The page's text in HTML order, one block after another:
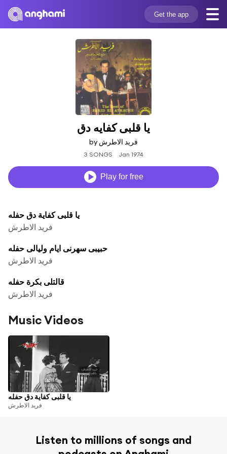
Get the app
يا قلبى كفايه دق
by فريد الاطرش
3 SONGS Jan 1974
Play for free
يا قلبى كفاية دق حفله
فريد الاطرش
حبيبى سهرنى ايام وليالى حفله
فريد الاطرش
قالتلى بكرة حفله
فريد الاطرش
Music Videos
يا قلبى كفاية دق حفله
فريد الاطرش
Listen to millions of songs and